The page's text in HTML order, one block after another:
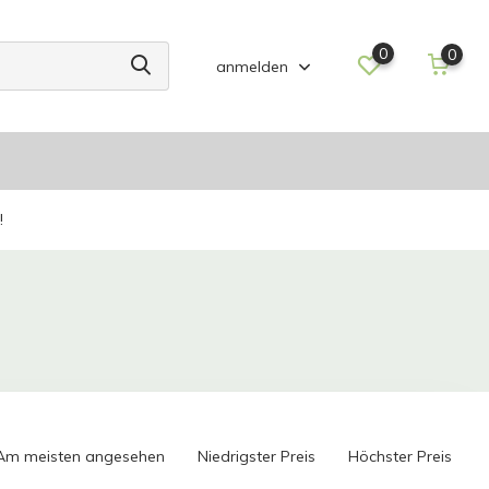
anmelden
0 0
meisten angesehen Niedrigster Preis Höchster Preis